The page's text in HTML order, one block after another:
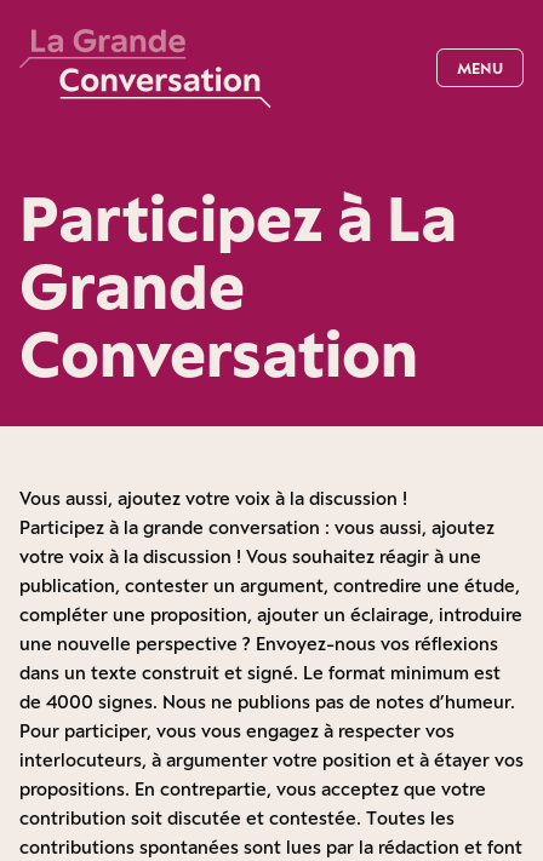
MENU
Participez à La
Grande
Conversation
Vous aussi, ajoutez votre voix à la discussion !
Participez à la grande conversation : vous aussi, ajoutez
votre voix à la discussion ! Vous souhaitez réagir à une
publication, contester un argument, contredire une étude,
compléter une proposition, ajouter un éclairage, introduire
une nouvelle perspective ? Envoyez-nous vos réflexions
dans un texte construit et signé. Le format minimum est
de 4000 signes. Nous ne publions pas de notes d’humeur.
Pour participer, vous vous engagez à respecter vos
interlocuteurs, à argumenter votre position et à étayer vos
propositions. En contrepartie, vous acceptez que votre
contribution soit discutée et contestée. Toutes les
contributions spontanées sont lues par la rédaction et font